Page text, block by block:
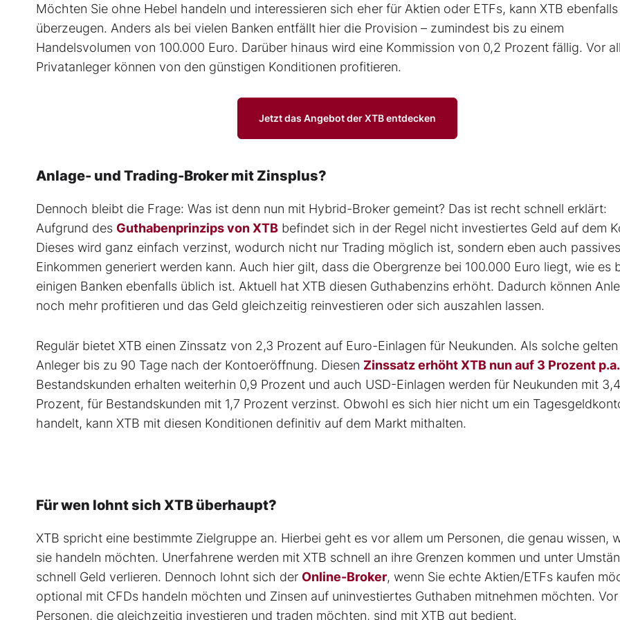
Möchten Sie ohne Hebel handeln und interessieren sich eher für Aktien oder ETFs, kann XTB ebenfalls
überzeugen. Anders als bei vielen Banken entfällt hier die Provision – zumindest bis zu einem
Handelsvolumen von 100.000 Euro. Darüber hinaus wird eine Kommission von 0,2 Prozent fällig. Vor
Privatanleger können von den günstigen Konditionen profitieren.
Jetzt das Angebot der XTB entdecken
Anlage- und Trading-Broker mit Zinsplus?
Dennoch bleibt die Frage: Was ist denn nun mit Hybrid-Broker gemeint? Das ist recht schnell erklärt:
Aufgrund des Guthabenprinzips von XTB befindet sich in der Regel nicht investiertes Geld auf dem
Dieses wird ganz einfach verzinst, wodurch nicht nur Trading möglich ist, sondern eben auch passives
Einkommen generiert werden kann. Auch hier gilt, dass die Obergrenze bei 100.000 Euro liegt, wie es
einigen Banken ebenfalls üblich ist. Aktuell hat XTB diesen Guthabenzins erhöht. Dadurch können
noch mehr profitieren und das Geld gleichzeitig reinvestieren oder sich auszahlen lassen.
Regulär bietet XTB einen Zinssatz von 2,3 Prozent auf Euro-Einlagen für Neukunden. Als solche gelten
Anleger bis zu 90 Tage nach der Kontoeröffnung. Diesen Zinssatz erhöht XTB nun auf 3 Prozent p.a.
Bestandskunden erhalten weiterhin 0,9 Prozent und auch USD-Einlagen werden für Neukunden mit 3,4
Prozent, für Bestandskunden mit 1,7 Prozent verzinst. Obwohl es sich hier nicht um ein
handelt, kann XTB mit diesen Konditionen definitiv auf dem Markt mithalten.
Für wen lohnt sich XTB überhaupt?
XTB spricht eine bestimmte Zielgruppe an. Hierbei geht es vor allem um Personen, die genau wissen,
sie handeln möchten. Unerfahrene werden mit XTB schnell an ihre Grenzen kommen und unter
schnell Geld verlieren. Dennoch lohnt sich der Online-Broker, wenn Sie echte Aktien/ETFs kaufen
optional mit CFDs handeln möchten und Zinsen auf uninvestiertes Guthaben mitnehmen möchten. Vor
Personen, die gleichzeitig investieren und traden möchten, sind mit XTB gut bedient.